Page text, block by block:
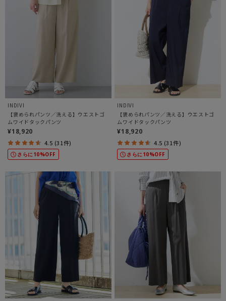
INDIVI
【褒められパンツ／洗える】ウエストゴ
ムワイドタックパンツ
¥18,920
4.5 (31件)
さらに10%OFF
INDIVI
【褒められパンツ／洗える】ウエストゴ
ムワイドタックパンツ
¥18,920
4.5 (31件)
さらに10%OFF